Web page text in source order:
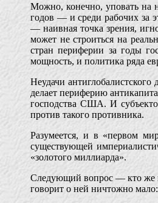
Можно, конечно, уповать на
годов — и среди рабочих за
— наивная точка зрения,
может не строиться на
стран периферии за годы
мощность, и политика ряда
Неудачи
делает периферию
господства США. И
против такого противника.
Разумеется, и в «первом
существующей
«золотого миллиарда».
Следующий вопрос — кто же
говорит о ней ничтожно мало: